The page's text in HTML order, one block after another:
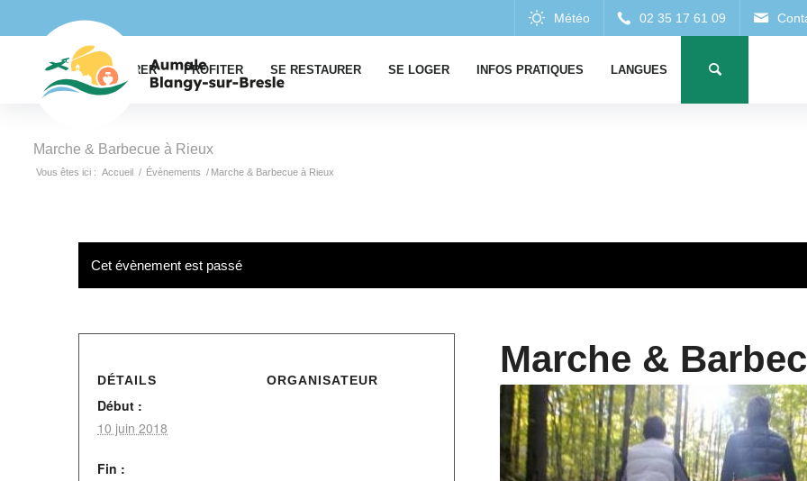
EXPLORER PROFITER SE RESTAURER SE LOGER INFOS PRATIQUES LANGUES
Marche & Barbecue à Rieux
Vous êtes ici : Accueil / Évènements / Marche & Barbecue à Rieux
Cet évènement est passé
Marche &
DÉTAILS
Début :
10 juin 2018
Fin :
ORGANISATEUR